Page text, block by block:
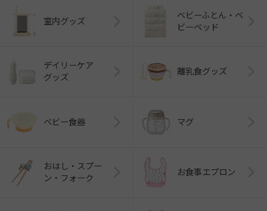
室内グッズ
ベビーふとん・ベ
ビーベッド
デイリーケア
グッズ
離乳食グッズ
ベビー食器 マグ
おはし・スプー
ン・フォーク
お食事エプロン